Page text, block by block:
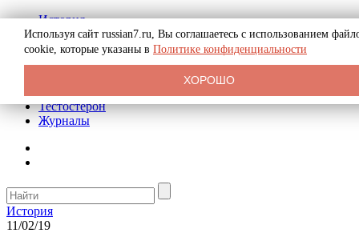
История
Биография
Криминал
Реклама на сайте
Тестостерон
Журналы
История
11/02/19
Используя сайт russian7.ru, Вы соглашаетесь с использованием
cookie, которые указаны в Политике конфиденциальности
ХОРОШО